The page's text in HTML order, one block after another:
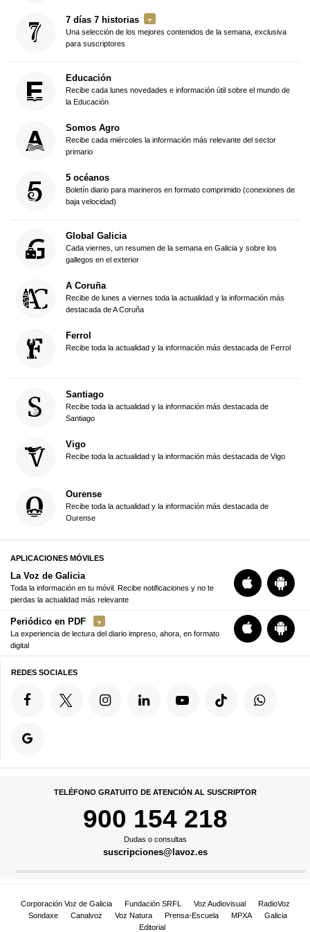
7 días 7 historias
Una selección de los mejores contenidos de la semana, exclusiva
para suscriptores
Educación
Recibe cada lunes novedades e información útil sobre el mundo de
la Educación
Somos Agro
Recibe cada miércoles la información más relevante del sector
primario
5 océanos
Boletín diario para marineros en formato comprimido (conexiones de
baja velocidad)
Global Galicia
Cada viernes, un resumen de la semana en Galicia y sobre los
gallegos en el exterior
A Coruña
Recibe de lunes a viernes toda la actualidad y la información más
destacada de A Coruña
Ferrol
Recibe toda la actualidad y la información más destacada de Ferrol
Santiago
Recibe toda la actualidad y la información más destacada de
Santiago
Vigo
Recibe toda la actualidad y la información más destacada de Vigo
Ourense
Recibe toda la actualidad y la información más destacada de
Ourense
APLICACIONES MÓVILES
La Voz de Galicia
Toda la información en tu móvil. Recibe notificaciones y no te
pierdas la actualidad más relevante
Periódico en PDF
La experiencia de lectura del diario impreso, ahora, en formato
digital
REDES SOCIALES
TELÉFONO GRATUITO DE ATENCIÓN AL SUSCRIPTOR
900 154 218
Dudas o consultas
suscripciones@lavoz.es
Corporación Voz de Galicia Fundación SRFL Voz Audiovisual
RadioVoz
Sondaxe
Canalvoz Voz Natura Prensa-Escuela MPXA
Galicia
Editorial